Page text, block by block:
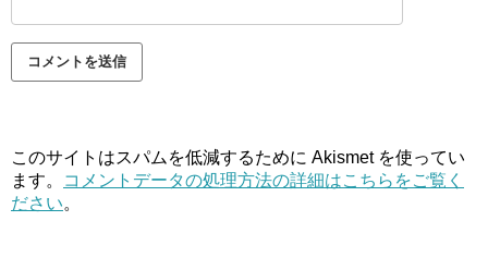
このサイトはスパムを低減するために Akismet を使ってい
ます。
コメントデータの処理方法の詳細はこちらをご覧く
ださい。